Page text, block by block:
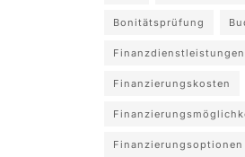
Bonitätsprüfung
Finanzdienstleistungen
Finanzierungskosten
Finanzierungsoptionen